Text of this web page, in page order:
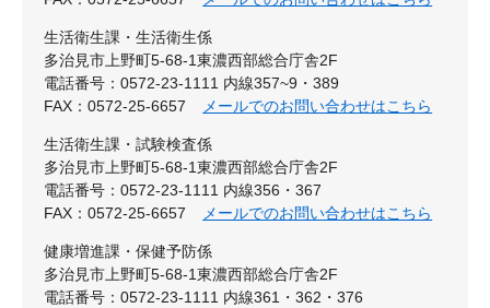
生活衛生課・生活衛生係
多治見市上野町5-68-1東濃西部総合庁舎2F
電話番号：0572-23-1111 内線357~9・389
FAX：0572-25-6657
メールでのお問い合わせはこちら
生活衛生課・試験検査係
多治見市上野町5-68-1東濃西部総合庁舎2F
電話番号：0572-23-1111 内線356・367
FAX：0572-25-6657
メールでのお問い合わせはこちら
健康増進課・保健予防係
多治見市上野町5-68-1東濃西部総合庁舎2F
電話番号：0572-23-1111 内線361・362・376